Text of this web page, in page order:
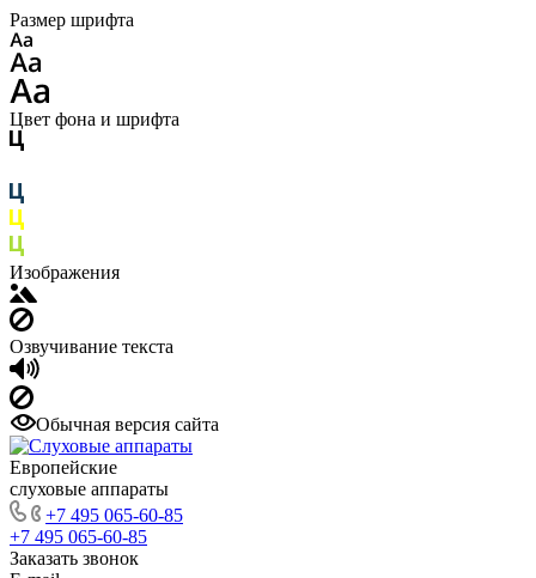
Размер шрифта
Цвет фона и шрифта
Изображения
Озвучивание текста
Обычная версия сайта
Европейские
слуховые аппараты
+7 495 065-60-85
+7 495 065-60-85
Заказать звонок